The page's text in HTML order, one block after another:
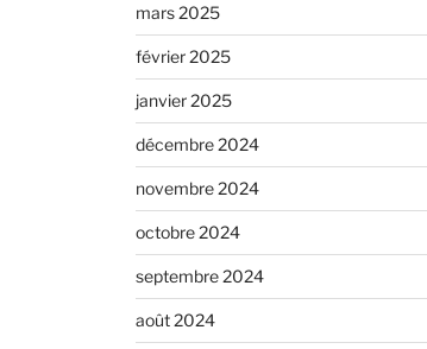
mars 2025
février 2025
janvier 2025
décembre 2024
novembre 2024
octobre 2024
septembre 2024
août 2024